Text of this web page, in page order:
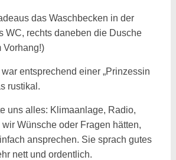
das Waschbecken in der
WC, rechts daneben die Dusche
Vorhang!)
entsprechend einer „Prinzessin
rustikal.
uns alles: Klimaanlage, Radio,
wir Wünsche oder Fragen hätten,
ansprechen. Sie sprach gutes
nett und ordentlich.